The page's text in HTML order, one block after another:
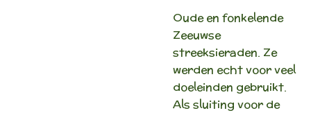
Oude en fonkelende
Zeeuwse
streeksieraden. Ze
werden echt voor veel
doeleinden gebruikt.
Als sluiting voor de